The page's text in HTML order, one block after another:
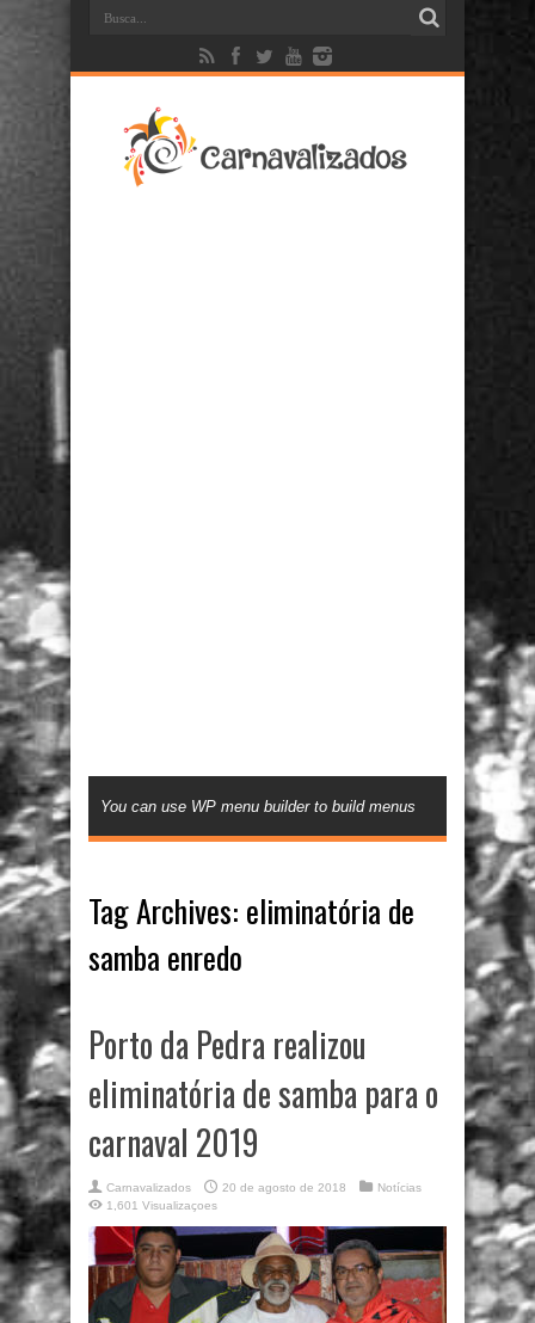
You can use WP menu builder to build menus
Tag Archives: eliminatória de
samba enredo
Porto da Pedra realizou
eliminatória de samba para o
carnaval 2019
Carnavalizados 20 de agosto de 2018
Notícias
1,601 Visualizaçoes